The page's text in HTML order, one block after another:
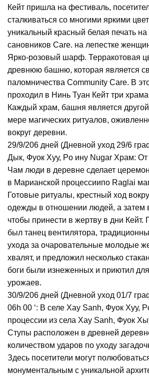
Кейт пришла на фестиваль,
сталкиваться со многими яркими
уникальный красный белая печать
сановников Care. на лепестке
Ярко-розовый шарф. Терракотовая
древнюю башню, которая является
паломничества Community Care. В
проходил в Нинь Туан Кейт три
Каждый храм, башня является
мере магических ритуалов,
вокруг деревни.
29/9/206 дней (Дневной уход 29/6
Дык, Фуок Хуу, Po ину Nugar Храм: От
Чам люди в деревне сделает
в Марианской процессиипо Raglai
Готовые ритуалы, крестный ход
одежды в отношении людей, а затем
чтобы принести в жертву в дни Кейт.
был танец вентилятора,
ухода за очаровательные молодые
хвалят, и предложил несколько
боги были изнеженных и приютил
урожаев.
30/9/206 дней (Дневной уход 01/7
06h 00 ‘: В селе Хау Sanh, Фуок Хуу,
процессии из села Хау Sanh, Фуок
Ступы расположен в древней
количеством ударов по уходу
Здесь посетители могут
монументальным с уникальной